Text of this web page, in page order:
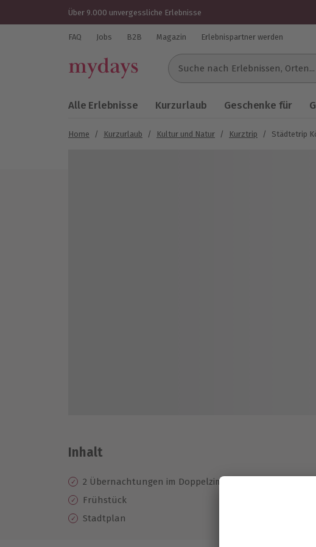
Über 9.000 unvergessliche Erlebnisse
FAQ Jobs B2B Magazin Erlebnispartner werden
Suche nach Erlebnissen...
Alle Erlebnisse Kurzurlaub Geschenke für
Home / Kurzurlaub / Kultur und Natur / Kurztrip / Städtetrip
Inhalt
2 Übernachtungen im Doppelzimmer im ACHAT Hotel
Frühstück
Stadtplan